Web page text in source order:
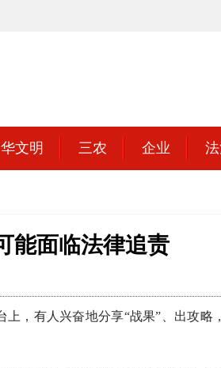
文明 三农 企业
能面临法律追责
有人兴奋地分享“战果”、出攻略